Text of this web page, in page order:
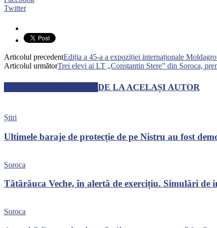
Twitter
Articolul precedentEdiția a 45-a a expoziției internaționale
Articolul următorTrei elevi ai LT „Constantin Stere” din Soroca,
DE LA ACELAȘI AUTOR
Știri
Ultimele baraje de protecție de pe Nistru au fost
Soroca
Tătărăuca Veche, în alertă de exercițiu. Simulări de
Soroca